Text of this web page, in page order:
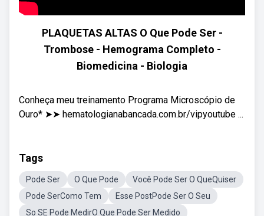
PLAQUETAS ALTAS O Que Pode Ser -
Trombose - Hemograma Completo -
Biomedicina - Biologia
Conheça meu treinamento Programa Microscópio de
Ouro* ➤➤ hematologianabancada.com.br/vipyoutube ...
Tags
Pode Ser O Que Pode
Você Pode Ser O QueQuiser
Pode SerComo Tem
Esse PostPode Ser O Seu
So SE Pode MedirO Que Pode Ser Medido